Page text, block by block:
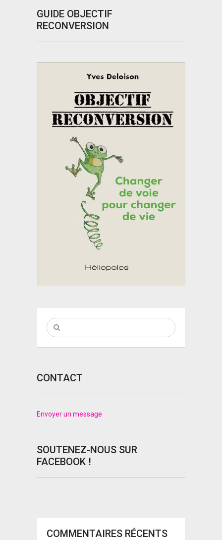
GUIDE OBJECTIF
RECONVERSION
CONTACT
Envoyer un message
SOUTENEZ-NOUS SUR
FACEBOOK !
COMMENTAIRES RÉCENTS